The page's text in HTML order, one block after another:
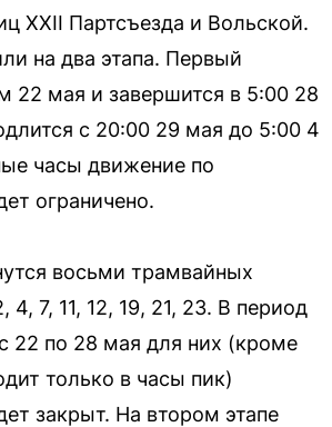
XXII Партсъезда и Вольской.
на два этапа. Первый
22 мая и завершится в 5:00 28
с 20:00 29 мая до 5:00 4
часы движение по
ограничено.
восьми трамвайных
7, 11, 12, 19, 21, 23. В период
22 по 28 мая для них (кроме
только в часы пик)
закрыт. На втором этапе